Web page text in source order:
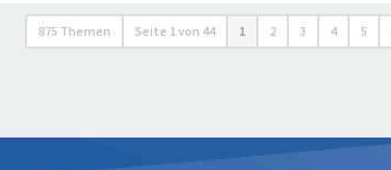
875 Themen Seite 1von 44 1 2 3 4 5